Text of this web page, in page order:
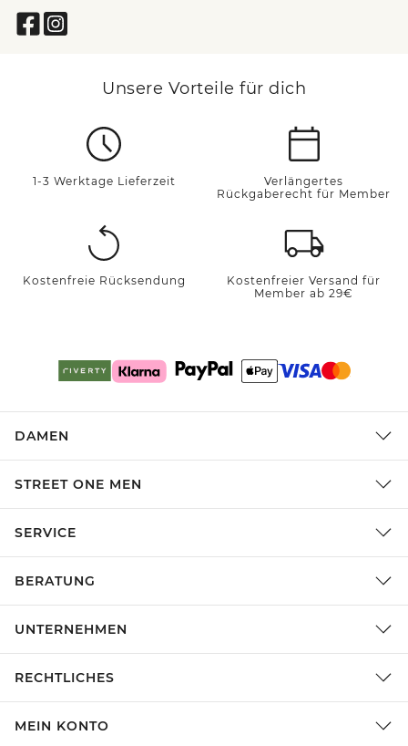
Unsere Vorteile für dich
1-3 Werktage Lieferzeit
Verlängertes
Rückgaberecht für Member
Kostenfreie Rücksendung
Kostenfreier Versand für
Member ab 29€
DAMEN
STREET ONE MEN
SERVICE
BERATUNG
UNTERNEHMEN
RECHTLICHES
MEIN KONTO